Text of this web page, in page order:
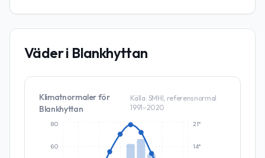
Väder i Blankhyttan
Klimatnormaler för
Blankhyttan
Källa: SMHI, referensnormal
1991–2020
60
80
14°
21°